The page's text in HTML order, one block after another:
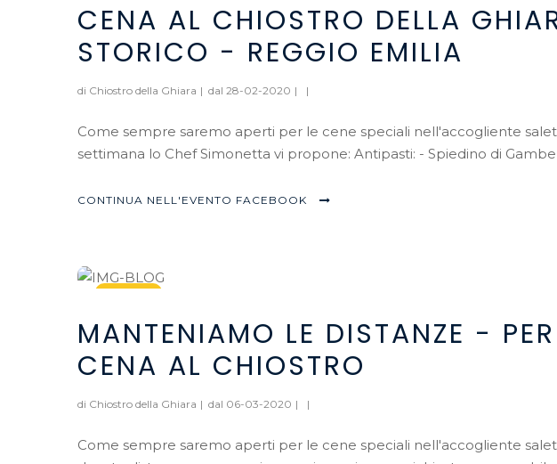
Feb, 2020
CENA AL CHIOSTRO DELLA
STORICO - REGGIO EMILIA
di Chiostro della Ghiara | dal 28-02-2020 | |
Come sempre saremo aperti per le cene speciali nell'accogliente
settimana lo Chef Simonetta vi propone: Antipasti: - Spiedino di
CONTINUA NELL'EVENTO FACEBOOK
Mar, 2020
MANTENIAMO LE DISTANZE -
CENA AL CHIOSTRO
di Chiostro della Ghiara | dal 06-03-2020 | |
Come sempre saremo aperti per le cene speciali nell'accogliente